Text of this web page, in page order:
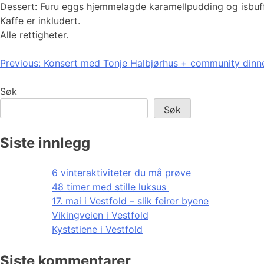
Dessert: Furu eggs hjemmelagde karamellpudding og
Kaffe er inkludert.
Alle rettigheter.
Innleggsnavigasjon
Previous: Konsert med Tonje Halbjørhus + community
Søk
Søk
Siste innlegg
6 vinteraktiviteter du må prøve
48 timer med stille luksus
17. mai i Vestfold – slik feirer byene
Vikingveien i Vestfold
Kyststiene i Vestfold